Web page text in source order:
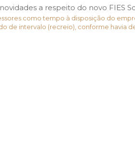
a respeito do novo FIES
como tempo à disposição do
de intervalo (recreio), conforme havia